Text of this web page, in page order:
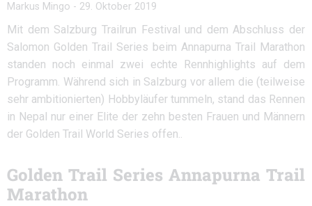
Markus Mingo - 29. Oktober 2019
Mit dem Salzburg Trailrun Festival und dem Abschluss der
Salomon Golden Trail Series beim Annapurna Trail Marathon
standen noch einmal zwei echte Rennhighlights auf dem
Programm. Während sich in Salzburg vor allem die (teilweise
sehr ambitionierten) Hobbyläufer tummeln, stand das Rennen
in Nepal nur einer Elite der zehn besten Frauen und Männern
der Golden Trail World Series offen..
Golden Trail Series Annapurna Trail
Marathon